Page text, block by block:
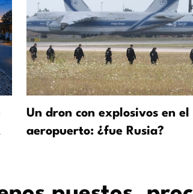
Un dron con explosivos en el
aeropuerto: ¿fue Rusia?